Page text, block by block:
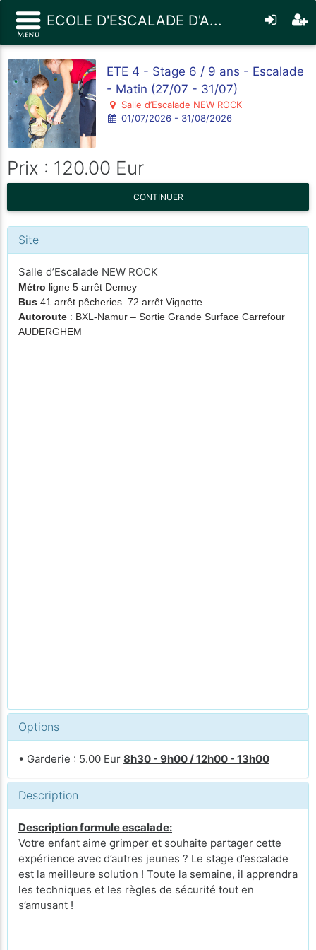
ECOLE D'ESCALADE D'A...
ETE 4 - Stage 6 / 9 ans - Escalade
- Matin (27/07 - 31/07)
Salle d’Escalade NEW ROCK
01/07/2026 - 31/08/2026
Prix : 120.00 Eur
CONTINUER
Site
Salle d’Escalade NEW ROCK
Métro ligne 5 arrêt Demey
Bus 41 arrêt pêcheries. 72 arrêt Vignette
Autoroute : BXL-Namur – Sortie Grande Surface Carrefour
AUDERGHEM
Options
• Garderie : 5.00 Eur 8h30 - 9h00 / 12h00 - 13h00
Description
Description formule escalade:
Votre enfant aime grimper et souhaite partager cette
expérience avec d’autres jeunes ? Le stage d’escalade
est la meilleure solution ! Toute la semaine, il apprendra
les techniques et les règles de sécurité tout en
s’amusant !